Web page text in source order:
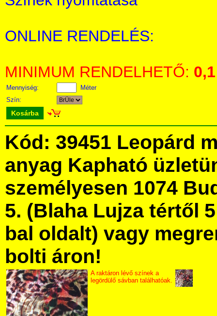
ONLINE RENDELÉS:
MINIMUM RENDELHETŐ: 0,1
Mennyiség:
Méter
Szín:
Kosárba
Kód: 39451 Leopárd
anyag Kapható
személyesen 1074
5. (Blaha Lujza tértől
bal oldalt) vagy
bolti áron!
A raktáron lévő színek a
legördülő sávban találhatóak.